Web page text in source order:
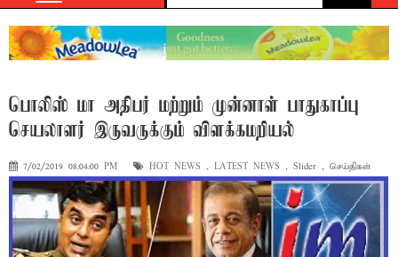
பொலிஸ் மா அதிபர் மற்றும் முன்னாள் பாதுகாப்பு
செயலாளர் இருவருக்கும் விளக்கமறியல்
7/02/2019 08:04:00 PM HOT NEWS , LATEST NEWS , Slider , செய்திகள்